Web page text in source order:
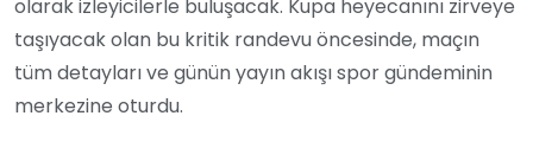
olarak izleyicilerle buluşacak. Kupa heyecanını zirveye
taşıyacak olan bu kritik randevu öncesinde, maçın
tüm detayları ve günün yayın akışı spor gündeminin
merkezine oturdu.